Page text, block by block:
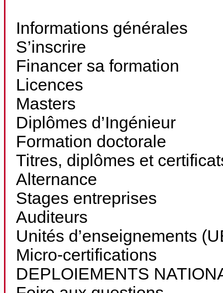
Informations générales
S’inscrire
Financer sa formation
Licences
Masters
Diplômes d’Ingénieur
Formation doctorale
Titres, diplômes et
Alternance
Stages entreprises
Auditeurs
Unités d’enseignements
Micro-certifications
DEPLOIEMENTS